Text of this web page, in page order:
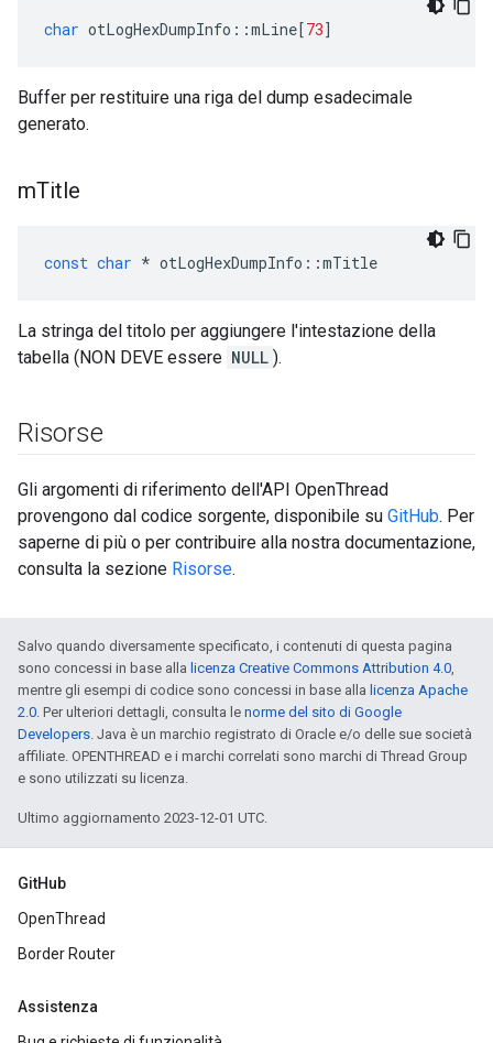
char otLogHexDumpInfo ::mLine[73]
Buffer per restituire una riga del dump esadecimale
generato.
mTitle
const char * otLogHexDumpInfo ::mTitle
La stringa del titolo per aggiungere l'intestazione della
tabella (NON DEVE essere NULL ).
Risorse
Gli argomenti di riferimento dell'API OpenThread
provengono dal codice sorgente, disponibile su GitHub. Per
saperne di più o per contribuire alla nostra documentazione,
consulta la sezione Risorse.
Salvo quando diversamente specificato, i contenuti di questa pagina
sono concessi in base alla licenza Creative Commons Attribution 4.0,
mentre gli esempi di codice sono concessi in base alla licenza Apache
2.0. Per ulteriori dettagli, consulta le norme del sito di Google
Developers. Java è un marchio registrato di Oracle e/o delle sue società
affiliate. OPENTHREAD e i marchi correlati sono marchi di Thread Group
e sono utilizzati su licenza.
Ultimo aggiornamento 2023-12-01 UTC.
GitHub
OpenThread
Border Router
Assistenza